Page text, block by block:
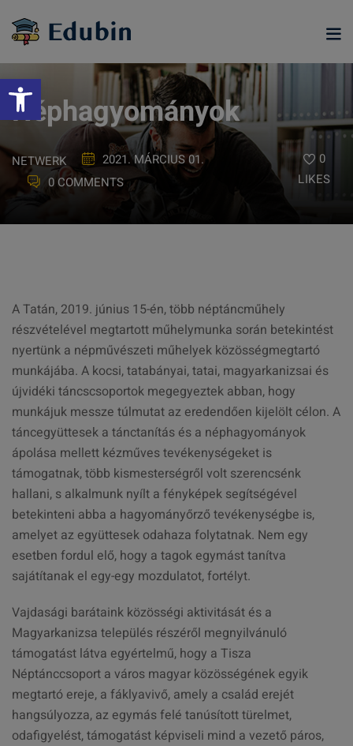
Eszköztár megnyitása
content
Néphagyományok
NETWERK
2021. MÁRCIUS 01.
0 COMMENTS
0
LIKES
A Tatán, 2019. június 15-én, több néptáncműhely
részvételével megtartott műhelymunka során betekintést
nyertünk a népművészeti műhelyek közösségmegtartó
munkájába. A kocsi, tatabányai, tatai, magyarkanizsai és
újvidéki táncscsoportok megegyeztek abban, hogy
munkájuk messze túlmutat az eredendően kijelölt célon. A
táncegyüttesek a tánctanítás és a néphagyományok
ápolása mellett kézműves tevékenységeket is
támogatnak, több kismesterségről volt szerencsénk
hallani, s alkalmunk nyílt a fényképek segítségével
betekinteni abba a hagyományőrző tevékenységbe is,
amelyet az együttesek odahaza folytatnak. Nem egy
esetben fordul elő, hogy a tagok egymást tanítva
sajátítanak el egy-egy mozdulatot, fortélyt.
Vajdasági barátaink közösségi aktivitását és a
Magyarkanizsa település részéről megnyilvánuló
támogatást látva egyértelmű, hogy a Tisza
Néptánccsoport a város magyar közösségének egyik
megtartó ereje, a fáklyavivő, amely a család erejét
hangsúlyozza, az egymás felé tanúsított türelmet,
odafigyelést, támogatást képviseli mind a vezető páros,